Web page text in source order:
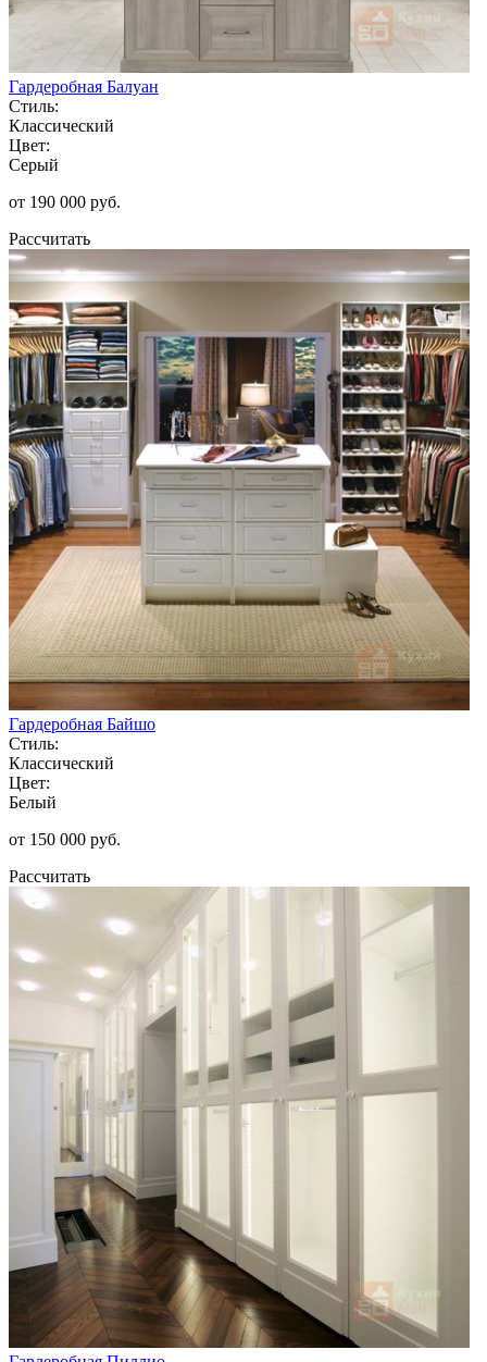
Гардеробная Балуан
Стиль:
Классический
Цвет:
Серый
от 190 000 руб.
Рассчитать
Гардеробная Байшо
Стиль:
Классический
Цвет:
Белый
от 150 000 руб.
Рассчитать